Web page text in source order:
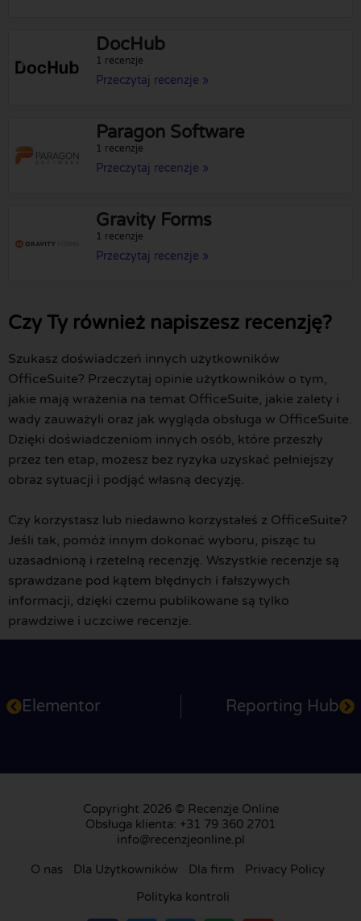
DocHub
1 recenzje
Przeczytaj recenzje »
Paragon Software
1 recenzje
Przeczytaj recenzje »
Gravity Forms
1 recenzje
Przeczytaj recenzje »
Czy Ty również napiszesz recenzję?
Szukasz doświadczeń innych użytkowników
OfficeSuite? Przeczytaj opinie użytkowników o tym,
jakie mają wrażenia na temat OfficeSuite, jakie zalety i
wady zauważyli oraz jak wygląda obsługa w OfficeSuite.
Dzięki doświadczeniom innych osób, które przeszły
przez ten etap, możesz bez ryzyka uzyskać pełniejszy
obraz sytuacji i podjąć własną decyzję.
Czy korzystasz lub niedawno korzystałeś z OfficeSuite?
Jeśli tak, pomóż innym dokonać wyboru, pisząc tu
uzasadnioną i rzetelną recenzję. Wszystkie recenzje są
sprawdzane pod kątem błędnych i fałszywych
informacji, dzięki czemu publikowane są tylko
prawdziwe i uczciwe recenzje.
Elementor Reporting Hub
Copyright 2026 © Recenzje Online
Obsługa klienta: +31 79 360 2701
info@recenzjeonline.pl
O nas Dla Użytkowników Dla firm
Privacy Policy
Polityka kontroli